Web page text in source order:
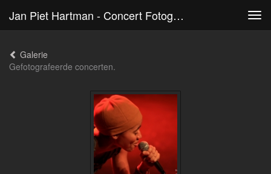
Jan Piet Hartman - Concert Fotografie
Galerie
Gefotografeerde concerten.